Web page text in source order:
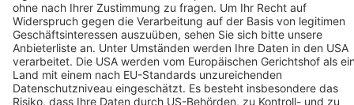
AUG
8
08:00
Langen Freizeit- und Familienbad Langen
Freizeit- und Familienbad 2026 - Das Ticket berechtigt zum
einmaligen Eintritt in das Bad. Kein Wiedereintritt möglich.